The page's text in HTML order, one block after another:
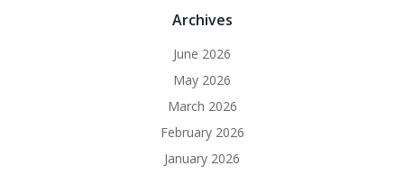
Archives
June 2026
May 2026
March 2026
February 2026
January 2026